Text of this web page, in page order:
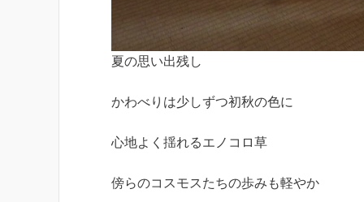
夏の思い出残し
かわべりは少しずつ初秋の色に
心地よく揺れるエノコロ草
傍らのコスモスたちの歩みも軽やか